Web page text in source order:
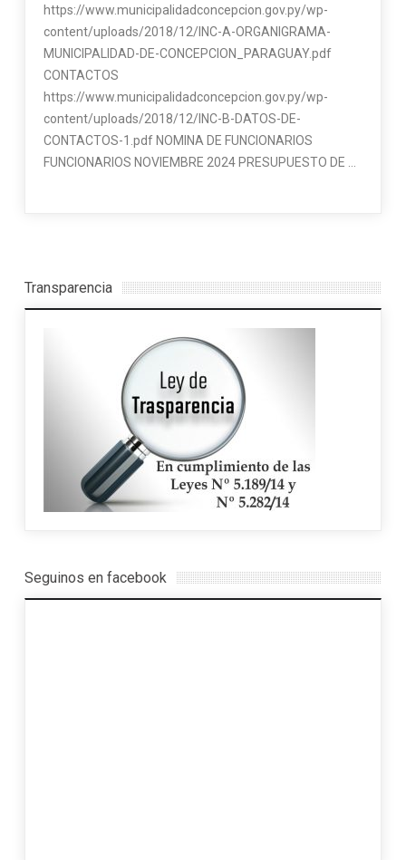
https://www.municipalidadconcepcion.gov.py/wp-
content/uploads/2018/12/INC-A-ORGANIGRAMA-
MUNICIPALIDAD-DE-CONCEPCION_PARAGUAY.pdf
CONTACTOS
https://www.municipalidadconcepcion.gov.py/wp-
content/uploads/2018/12/INC-B-DATOS-DE-
CONTACTOS-1.pdf NOMINA DE FUNCIONARIOS
FUNCIONARIOS NOVIEMBRE 2024 PRESUPUESTO DE …
Transparencia
Seguinos en facebook